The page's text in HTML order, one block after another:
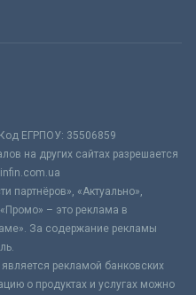
ЕГРПОУ: 35506859
на других сайтах разрешается
партнёров», «Актуально»,
– это реклама в
За содержание рекламы
рекламой банковских
о продуктах и услугах можно